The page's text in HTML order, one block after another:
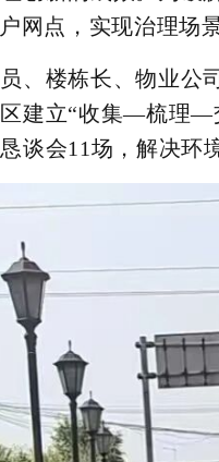
网点，实现治理场
、楼栋长、物业公
建立“收集—梳理—
谈会11场，解决环